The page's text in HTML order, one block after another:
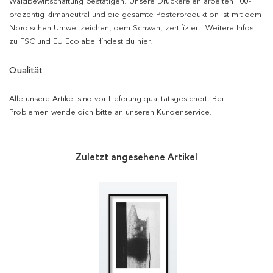
prozentig klimaneutral und die gesamte Posterproduktion ist mit dem
Nordischen Umweltzeichen, dem Schwan, zertifiziert. Weitere Infos
zu FSC und EU Ecolabel findest du hier.
Qualität
Alle unsere Artikel sind vor Lieferung qualitätsgesichert. Bei
Problemen wende dich bitte an unseren Kundenservice.
Zuletzt angesehene Artikel